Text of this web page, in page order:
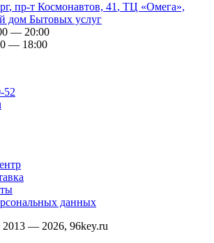
, пр-т Космонавтов, 41, ТЦ «Омега»,
дом Бытовых услуг
— 20:00
— 18:00
52
данных
— 2026, 96key.ru